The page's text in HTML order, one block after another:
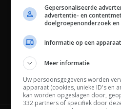
Channels
Gepersonaliseerde
advertentie- en
doelgroepenonderzoek
Informatie op een
Meer informatie
Uw persoonsgegevens worden
apparaat (cookies, unieke ID's en
kan worden opgeslagen door,
332 partners of specifiek door